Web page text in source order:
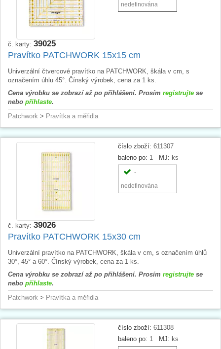
nedefinována
č. karty: 39025
Pravítko PATCHWORK 15x15 cm
Univerzální čtvercové pravítko na PATCHWORK, škála v cm, s
označením úhlu 45°. Čínský výrobek, cena za 1 ks.
Cena výrobku se zobrazí až po přihlášení. Prosím registrujte se
nebo přihlaste.
Patchwork > Pravítka a měřidla
číslo zboží: 611307
baleno po: 1 MJ: ks
-
nedefinována
č. karty: 39026
Pravítko PATCHWORK 15x30 cm
Univerzální pravítko na PATCHWORK, škála v cm, s označením úhlů
30°, 45° a 60°. Čínský výrobek, cena za 1 ks.
Cena výrobku se zobrazí až po přihlášení. Prosím registrujte se
nebo přihlaste.
Patchwork > Pravítka a měřidla
číslo zboží: 611308
baleno po: 1 MJ: ks